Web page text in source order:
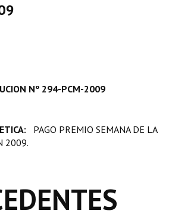
Nº 294-PCM-2009
PAGO PREMIO SEMANA DE LA
2009.